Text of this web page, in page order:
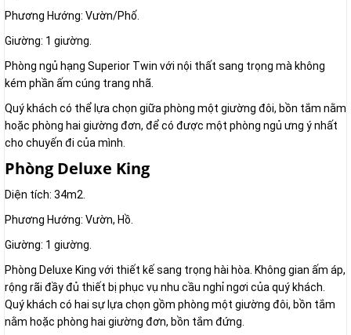
Phương Hướng: Vườn/Phố.
Giường: 1 giường.
Phòng ngủ hạng Superior Twin với nội thất sang trọng mà không
kém phần ấm cúng trang nhã.
Quý khách có thể lựa chọn giữa phòng một giường đôi, bồn tắm nằm
hoặc phòng hai giường đơn, để có được một phòng ngủ ưng ý nhất
cho chuyến đi của mình.
Phòng Deluxe King
Diện tích: 34m2.
Phương Hướng: Vườn, Hồ.
Giường: 1 giường.
Phòng Deluxe King với thiết kế sang trọng hài hòa. Không gian ấm áp,
rộng rãi đầy đủ thiết bị phục vụ nhu cầu nghỉ ngơi của quý khách.
Quý khách có hai sự lựa chọn gồm phòng một giường đôi, bồn tắm
nằm hoặc phòng hai giường đơn, bồn tắm đứng.